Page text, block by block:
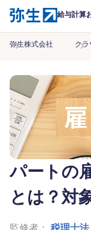
給与計算
弥生株式会社 クラ
パートの
とは？対
監修者： 税理士